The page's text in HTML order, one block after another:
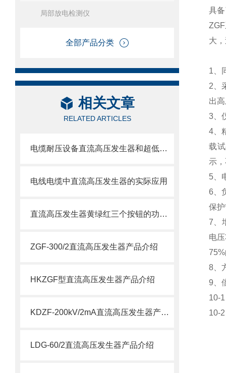
局部放电检测仪
全部产品分类
相关文章
RELATED ARTICLES
电缆耐压设备直流高压发生器和超低频高压发生器两者之间的区别！
电线电缆中直流高压发生器的实际应用
直流高压发生器黄绿红三个按钮的功能说明
ZGF-300/2直流高压发生器产品介绍
HKZGF型直流高压发生器产品介绍
KDZF-200kV/2mA直流高压发生器产品介绍
LDG-60/2直流高压发生器产品介绍
具
大
1、
2、
出
3、
4、
载
示
5、
6、
保
7、
电
8、
9、
10-
10-